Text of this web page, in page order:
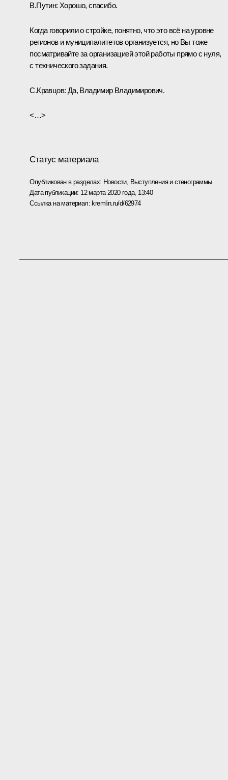
В.Путин: Хорошо, спасибо.
Когда говорили о стройке, понятно, что это всё на уровне
регионов и муниципалитетов организуется, но Вы тоже
посматривайте за организацией этой работы прямо с нуля,
с технического задания.
С.Кравцов: Да, Владимир Владимирович.
<…>
Статус материала
Опубликован в разделах: Новости, Выступления и стенограммы
Дата публикации: 12 марта 2020 года, 13:40
Ссылка на материал: kremlin.ru/d/62974